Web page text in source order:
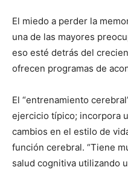
El miedo a perder la
una de las mayores
eso esté detrás del
ofrecen programas de
El “entrenamiento
ejercicio típico; incorpora
cambios en el estilo de
función cerebral. “Tiene
salud cognitiva utilizando